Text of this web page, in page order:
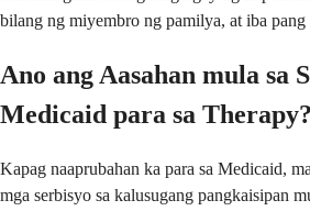
bilang ng miyembro ng pamilya, at iba
Ano ang Aasahan mula sa
Medicaid para sa Therapy?
Kapag naaprubahan ka para sa Medicaid,
mga serbisyo sa kalusugang pangkaisipan